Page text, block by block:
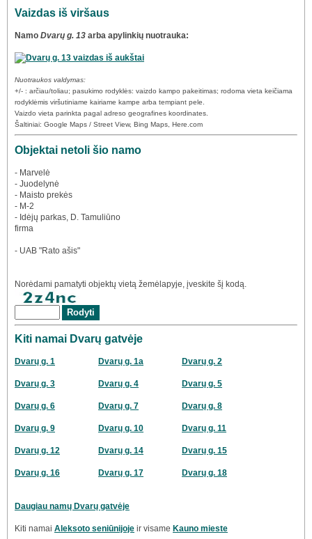
Vaizdas iš viršaus
Namo Dvarų g. 13 arba apylinkių nuotrauka:
Nuotraukos valdymas:
+/- : arčiau/toliau; pasukimo rodyklės: vaizdo kampo pakeitimas; rodoma vieta keičiama
rodyklėmis viršutiniame kairiame kampe arba tempiant pele.
Vaizdo vieta parinkta pagal adreso geografines koordinates.
Šaltiniai: Google Maps / Street View, Bing Maps, Here.com
Objektai netoli šio namo
- Marvelė
- Juodelynė
- Maisto prekės
- M-2
- Idėjų parkas, D. Tamuliūno
firma
- UAB "Rato ašis"
Norėdami pamatyti objektų vietą žemėlapyje, įveskite šį kodą.
Kiti namai Dvarų gatvėje
Dvarų g. 1 Dvarų g. 1a Dvarų g. 2
Dvarų g. 3 Dvarų g. 4 Dvarų g. 5
Dvarų g. 6 Dvarų g. 7 Dvarų g. 8
Dvarų g. 9 Dvarų g. 10 Dvarų g. 11
Dvarų g. 12 Dvarų g. 14 Dvarų g. 15
Dvarų g. 16 Dvarų g. 17 Dvarų g. 18
Daugiau namų Dvarų gatvėje
Kiti namai Aleksoto seniūnijoje ir visame Kauno mieste